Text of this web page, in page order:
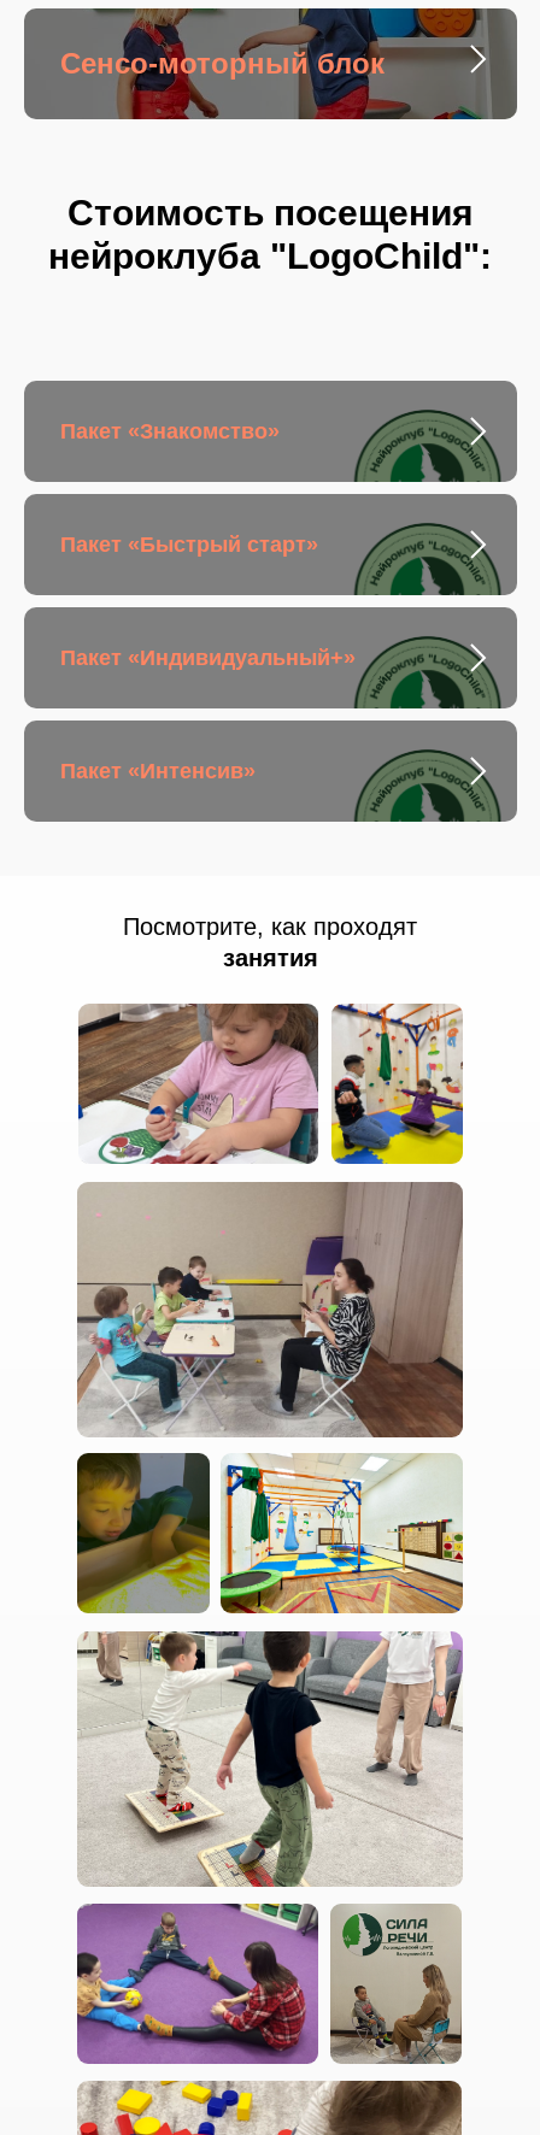
Сенсо-моторный блок
Стоимость посещения
нейроклуба "LogoChild":
Пакет «Знакомство»
Пакет «Быстрый старт»
Пакет «Индивидуальный+»
Пакет «Интенсив»
Посмотрите, как проходят
занятия